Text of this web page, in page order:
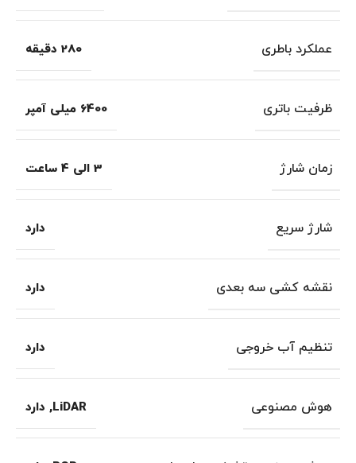
عملکرد باطری 280 دقیقه
ظرفیت باتری 6400 میلی آمپر
زمان شارژ 3 الی 4 ساعت
شارژ سریع دارد
نقشه کشی سه بعدی دارد
تنظیم آب خروجی دارد
هوش مصنوعی LiDAR
, دارد